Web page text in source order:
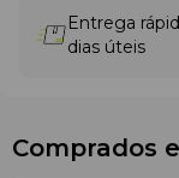
Entrega
dias úteis
Comprados